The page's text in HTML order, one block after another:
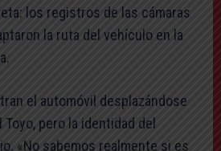
los registros de las cámaras
la ruta del vehículo en la
el automóvil desplazándose
pero la identidad del
«No sabemos realmente si es